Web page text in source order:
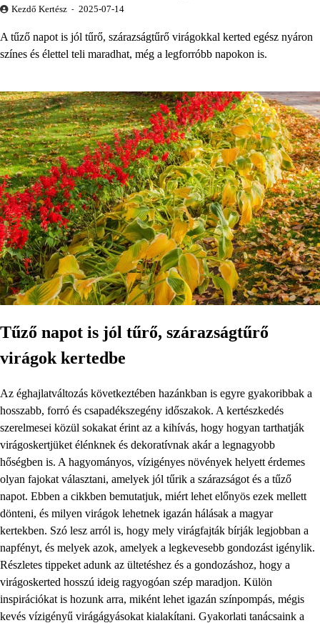
Kezdő Kertész 2025-07-14
A tűző napot is jól tűrő, szárazságtűrő virágokkal kerted egész nyáron
színes és élettel teli maradhat, még a legforróbb napokon is.
Tűző napot is jól tűrő, szárazságtűrő
virágok kertedbe
Az éghajlatváltozás következtében hazánkban is egyre gyakoribbak a
hosszabb, forró és csapadékszegény időszakok. A kertészkedés
szerelmesei közül sokakat érint az a kihívás, hogy hogyan tarthatják
virágoskertjüket élénknek és dekoratívnak akár a legnagyobb
hőségben is. A hagyományos, vízigényes növények helyett érdemes
olyan fajokat választani, amelyek jól tűrik a szárazságot és a tűző
napot. Ebben a cikkben bemutatjuk, miért lehet előnyös ezek mellett
dönteni, és milyen virágok lehetnek igazán hálásak a magyar
kertekben. Szó lesz arról is, hogy mely virágfajták bírják legjobban a
napfényt, és melyek azok, amelyek a legkevesebb gondozást igénylik.
Részletes tippeket adunk az ültetéshez és a gondozáshoz, hogy a
virágoskerted hosszú ideig ragyogóan szép maradjon. Külön
inspirációkat is hozunk arra, miként lehet igazán színpompás, mégis
kevés vízigényű virágágyásokat kialakítani. Gyakorlati tanácsaink a